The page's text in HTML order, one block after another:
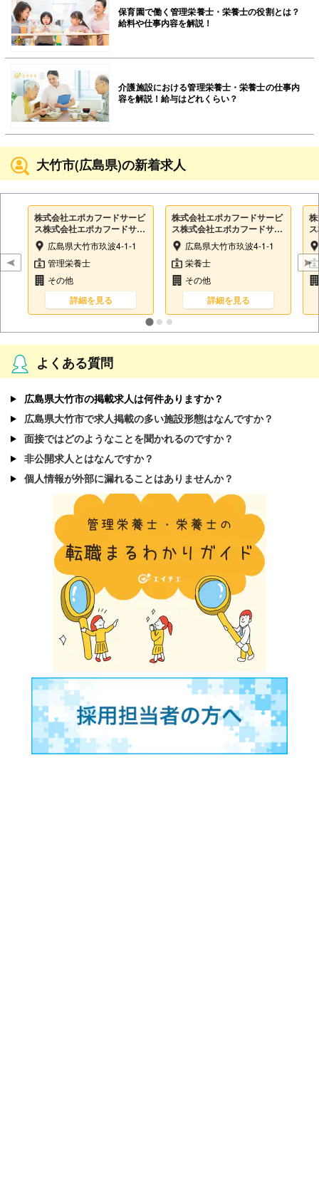
保育園で働く管理栄養士・栄養士の役割とは？
給料や仕事内容を解説！
介護施設における管理栄養士・栄養士の仕事内
容を解説！給与はどれくらい？
大竹市(広島県)の新着求人
株式会社エポカフードサービ
ス株式会社エポカフードサー
ビス（広島西医療センター
内）広島県大竹市玖波4-1-1
管理栄養士
その他
詳細を見る
株式会社エポカフードサービ
ス株式会社エポカフードサー
ビス（広島西医療センター
内）広島県大竹市玖波4-1-1
栄養士
その他
詳細を見る
よくある質問
広島県大竹市の掲載求人は何件ありますか？
広島県大竹市で求人掲載の多い施設形態はなんですか？
面接ではどのようなことを聞かれるのですか？
非公開求人とはなんですか？
個人情報が外部に漏れることはありませんか？